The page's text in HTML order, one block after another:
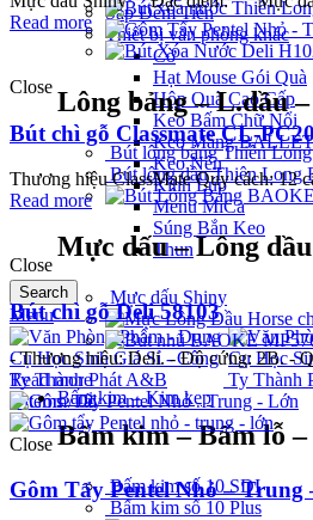
Sáp Đếm Tiền
Thiết bị văn phòng khác
Cờ
Hạt Mouse Gói Quà
Hộp Quà Cao Cấp
Keo Bấm Chữ Nổi
Keo Màng
Keo Nến
Kính Lúp
Menu MiCa
Súng Bắn Keo
Thun
Search
Menu
0items / 0₫
Lông bảng – L.dầu
Bút lông bảng Thiên
Bút lông dầu Thiên Long
Mực dấu – Lông
Mực dấu Shiny
Bấm kim – Kim kẹp
Bấm kim – Bấm lỗ
Bấm kim số 10 SDI
Bấm kim số 10 Plus
Read more
Close
Bút chì gỗ Classmate CL-
Thương hiệu ClassMate Quy cách: 12
Read more
Close
Bút chì gỗ Deli 58103
- Thương hiệu: Deli. - Độ cứng: 2B. -
Read more
Close
Gôm Tẩy Pentel Nhỏ – Trung